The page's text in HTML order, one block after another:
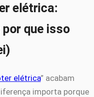
elétrica:
que isso
elétrica” acabam
importa porque